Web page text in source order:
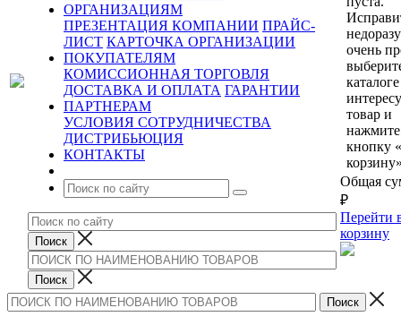
ОРГАНИЗАЦИЯМ
ПРЕЗЕНТАЦИЯ КОМПАНИИ ПРАЙС-
ЛИСТ КАРТОЧКА ОРГАНИЗАЦИИ
ПОКУПАТЕЛЯМ
КОМИССИОННАЯ ТОРГОВЛЯ
ДОСТАВКА И ОПЛАТА ГАРАНТИИ
ПАРТНЕРАМ
УСЛОВИЯ СОТРУДНИЧЕСТВА
ДИСТРИБЬЮЦИЯ
КОНТАКТЫ
очень
каталоге
товар и
нажмите
кнопку
Общая
₽
Перейти
корзину